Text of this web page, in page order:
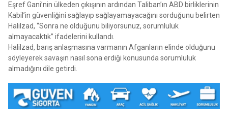
Eşref Gani’nin ülkeden çıkışının ardından Taliban’ın ABD birliklerinin
Kabil’in güvenliğini sağlayıp sağlayamayacağını sorduğunu belirten
Halilzad, “Sonra ne olduğunu biliyorsunuz, sorumluluk
almayacaktık” ifadelerini kullandı.
Halilzad, barış anlaşmasına varmanın Afganların elinde olduğunu
söyleyerek savaşın nasıl sona erdiği konusunda sorumluluk
almadığını dile getirdi.